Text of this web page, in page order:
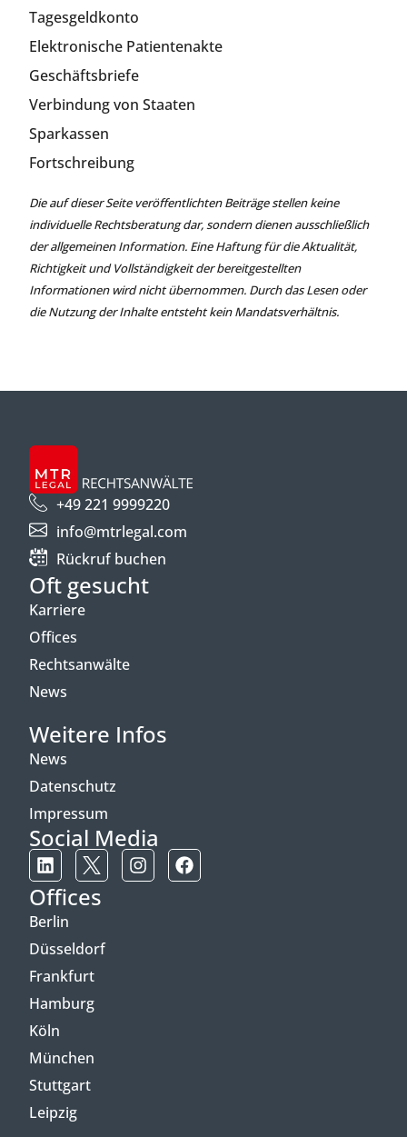
Tagesgeldkonto
Elektronische Patientenakte
Geschäftsbriefe
Verbindung von Staaten
Sparkassen
Fortschreibung
Die auf dieser Seite veröffentlichten Beiträge stellen keine
individuelle Rechtsberatung dar, sondern dienen ausschließlich
der allgemeinen Information. Eine Haftung für die Aktualität,
Richtigkeit und Vollständigkeit der bereitgestellten
Informationen wird nicht übernommen. Durch das Lesen oder
die Nutzung der Inhalte entsteht kein Mandatsverhältnis.
+49 221 9999220
info@mtrlegal.com
Rückruf buchen
Oft gesucht
Karriere
Offices
Rechtsanwälte
News
Weitere Infos
News
Datenschutz
Impressum
Social Media
Offices
Berlin
Düsseldorf
Frankfurt
Hamburg
Köln
München
Stuttgart
Leipzig